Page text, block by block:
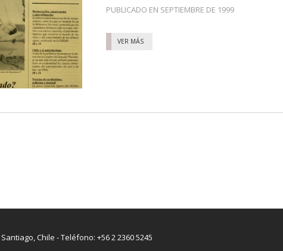
PUBLICADO EN SEPTIEMBRE DE 1999
VER MÁS
Chile - Teléfono: +56 2 2360 5245